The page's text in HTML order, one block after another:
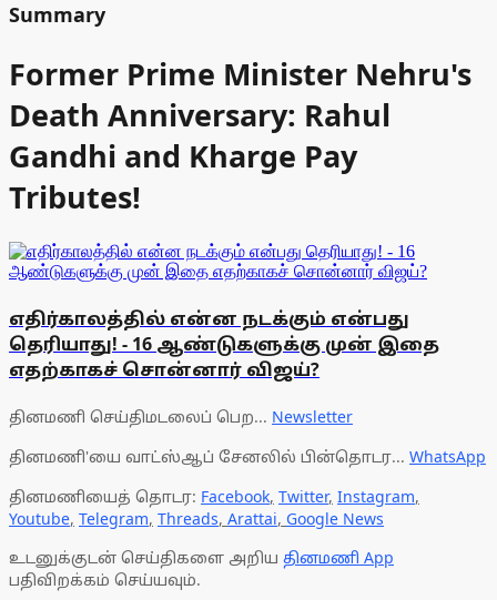
Summary
Former Prime Minister Nehru's
Death Anniversary: ​​Rahul
Gandhi and Kharge Pay
Tributes!
எதிர்காலத்தில் என்ன நடக்கும் என்பது
தெரியாது! - 16 ஆண்டுகளுக்கு முன் இதை
எதற்காகச் சொன்னார் விஜய்?
தினமணி செய்திமடலைப் பெற... Newsletter
தினமணி'யை வாட்ஸ்ஆப் சேனலில் பின்தொடர... WhatsApp
தினமணியைத் தொடர: Facebook, Twitter, Instagram,
Youtube, Telegram, Threads, Arattai, Google News
உடனுக்குடன் செய்திகளை அறிய தினமணி App
பதிவிறக்கம் செய்யவும்.